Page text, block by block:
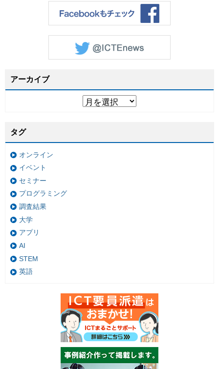
アーカイブ
タグ
オンライン
イベント
セミナー
プログラミング
調査結果
大学
アプリ
AI
STEM
英語